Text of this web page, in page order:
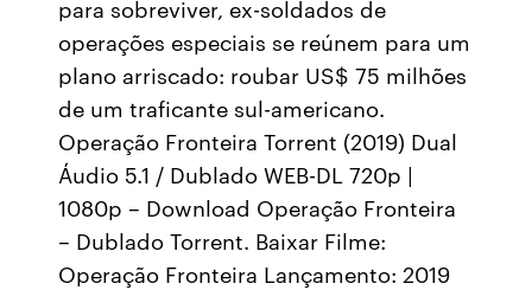
para sobreviver, ex-soldados de
operações especiais se reúnem para um
plano arriscado: roubar US$ 75 milhões
de um traficante sul-americano.
Operação Fronteira Torrent (2019) Dual
Áudio 5.1 / Dublado WEB-DL 720p |
1080p – Download Operação Fronteira
– Dublado Torrent. Baixar Filme:
Operação Fronteira Lançamento: 2019